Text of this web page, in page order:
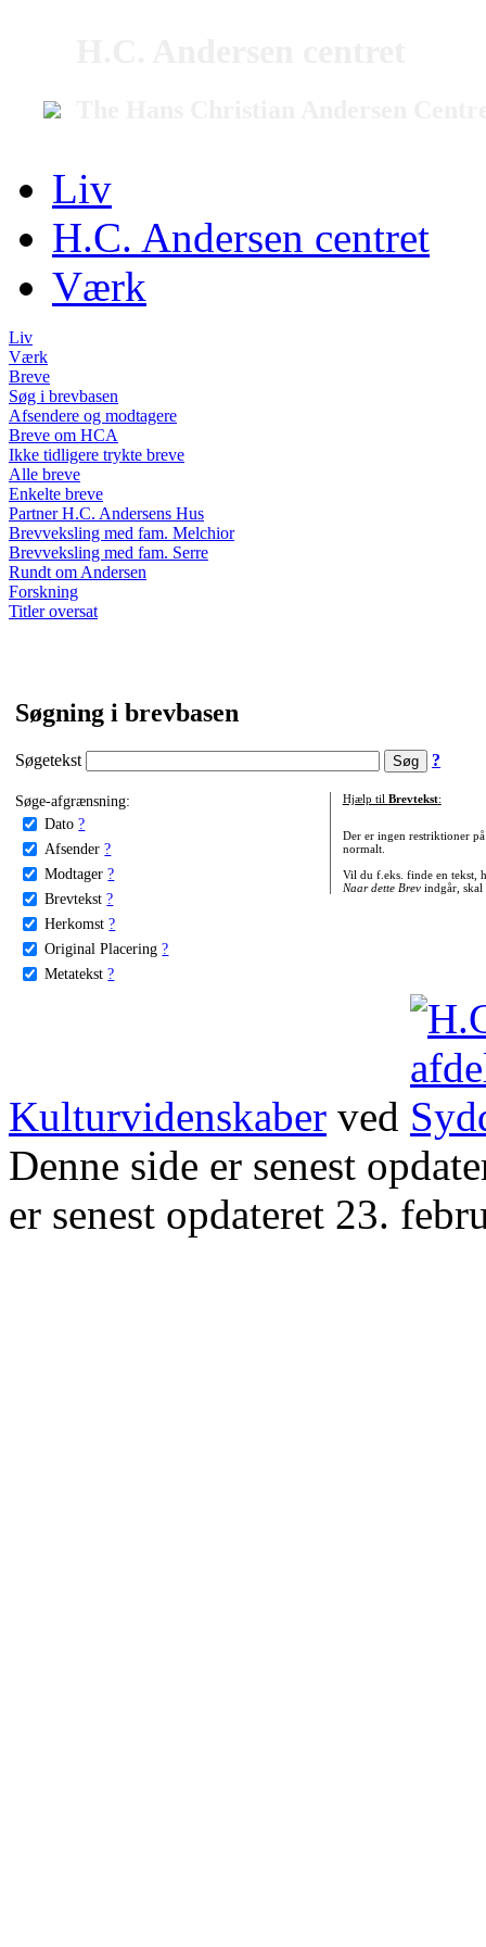
Liv
H.C. Andersen centret
Værk
Liv
Værk
Breve
Søg i brevbasen
Afsendere og modtagere
Breve om HCA
Ikke tidligere trykte breve
Alle breve
Enkelte breve
Partner H.C. Andersens Hus
Brevveksling med fam. Melchior
Brevveksling med fam. Serre
Rundt om Andersen
Forskning
Titler oversat
Søgning i brevbasen
Søgetekst ?
Søge-afgrænsning:
Dato ?
Afsender ?
Modtager ?
Brevtekst ?
Herkomst ?
Original Placering ?
Metatekst ?
Hjælp til Brevtekst:
Der er ingen restriktioner
normalt.
Vil du f.eks. finde en tekst,
Naar dette Brevindgår, skal
Kulturvidenskaber ved
Denne side er senest
er senest opdateret 23.